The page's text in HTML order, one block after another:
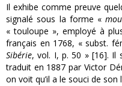
Il exhibe comme preuve
signalé sous la forme «
« touloupe », employé à
français en 1768, « subst.
Sibérie, vol. I, p. 50 » [16]. Il
traduit en 1887 par Victor
on voit qu’il a le souci de